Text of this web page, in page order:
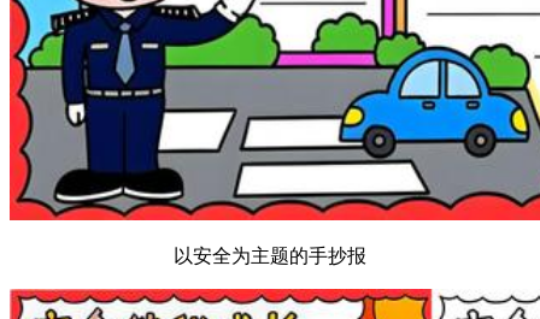
以安全为主题的手抄报